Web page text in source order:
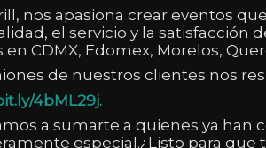
nos apasiona crear eventos
el servicio y la satisfacción
en CDMX, Edomex, Morelos,
de nuestros clientes nos
4bML29j.
a sumarte a quienes ya han
especial.¿Listo para